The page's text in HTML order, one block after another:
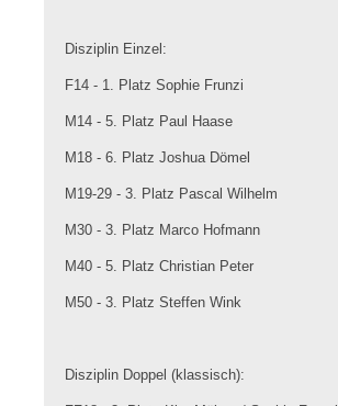
Disziplin Einzel:
F14 - 1. Platz Sophie Frunzi
M14 - 5. Platz Paul Haase
M18 - 6. Platz Joshua Dömel
M19-29 - 3. Platz Pascal Wilhelm
M30 - 3. Platz Marco Hofmann
M40 - 5. Platz Christian Peter
M50 - 3. Platz Steffen Wink
Disziplin Doppel (klassisch):